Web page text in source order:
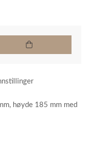
høyde 185 mm med